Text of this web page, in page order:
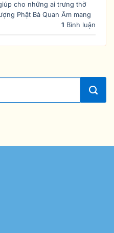
cho những ai trưng thờ
Phật Bà Quan Âm mang
1 Bình luận